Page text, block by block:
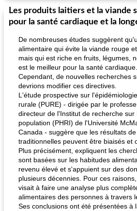
Les produits laitiers et la viande
pour la santé cardiaque et la
De nombreuses études suggèrent
alimentaire qui évite la viande rouge
mais qui est riche en fruits, légumes,
est le meilleur pour la santé cardiaque.
Cependant, de nouvelles recherches
devrions modifier ces directives.
L'étude prospective sur
rurale (PURE) - dirigée par le
directeur de l'Institut de recherche sur
population (PHRI) de l'Université
Canada - suggère que les résultats
traditionnelles peuvent être biaisés et
Plus précisément, expliquent les
sont basées sur les habitudes
revenu élevé et s'appuient sur des
plusieurs décennies. Pour ces
visait à faire une analyse plus
alimentaires des personnes à travers
Ses conclusions ont été présentées à